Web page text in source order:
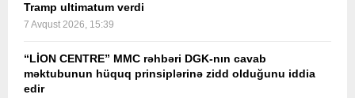
Tramp ultimatum verdi
7 Avqust 2026, 15:39
“LİON CENTRE” MMC rəhbəri DGK-nın cavab
məktubunun hüquq prinsiplərinə zidd olduğunu iddia
edir